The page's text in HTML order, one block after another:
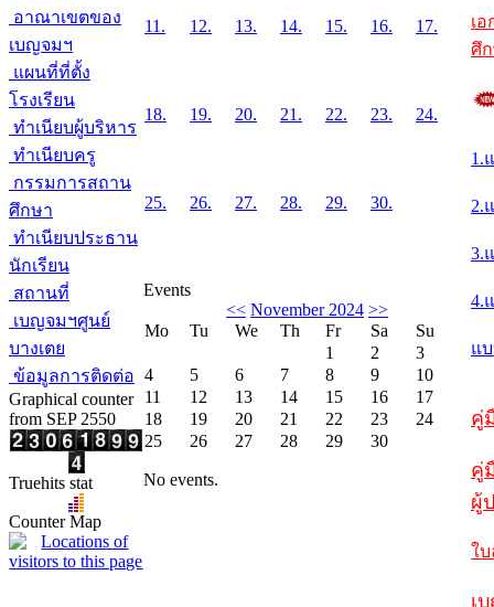
อาณาเขตของ
เบญจมฯ
แผนที่ที่ตั้ง
โรงเรียน
ทำเนียบผู้บริหาร
ทำเนียบครู
กรรมการสถาน
ศึกษา
ทำเนียบประธาน
นักเรียน
สถานที่
เบญจมฯศูนย์
บางเตย
ข้อมูลการติดต่อ
Graphical counter
from SEP 2550
Truehits stat
Counter Map
11. 12. 13. 14. 15. 16. 17.
18. 19. 20. 21. 22. 23. 24.
25. 26. 27. 28. 29. 30.
Events
<< November 2024 >>
Mo
Tu We Th Fr Sa
Su
1
2
3
4
5 6 7 8 9
10
11
12 13 14 15 16
17
18
19 20 21 22 23
24
25
26 27 28 29 30
No events.
เ
ศึ
1.
2.
3.
4.
แ
คู่
คู่
ผู้
ใ
เ